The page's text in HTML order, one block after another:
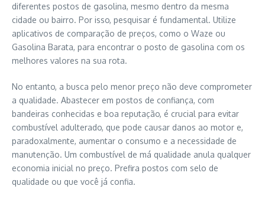
diferentes postos de gasolina, mesmo dentro da mesma
cidade ou bairro. Por isso, pesquisar é fundamental. Utilize
aplicativos de comparação de preços, como o Waze ou
Gasolina Barata, para encontrar o posto de gasolina com os
melhores valores na sua rota.
No entanto, a busca pelo menor preço não deve comprometer
a qualidade. Abastecer em postos de confiança, com
bandeiras conhecidas e boa reputação, é crucial para evitar
combustível adulterado, que pode causar danos ao motor e,
paradoxalmente, aumentar o consumo e a necessidade de
manutenção. Um combustível de má qualidade anula qualquer
economia inicial no preço. Prefira postos com selo de
qualidade ou que você já confia.